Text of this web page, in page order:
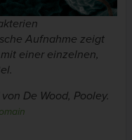
Aufnahme zeigt
einer einzelnen,
De Wood, Pooley.